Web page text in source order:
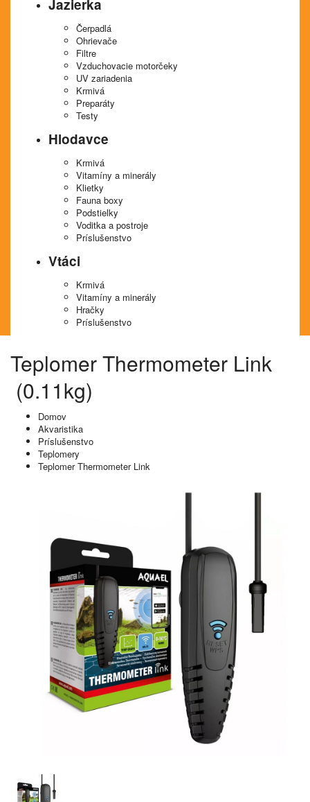
Jazierka
Čerpadlá
Ohrievače
Filtre
Vzduchovacie motorčeky
UV zariadenia
Krmivá
Preparáty
Testy
Hlodavce
Krmivá
Vitamíny a minerály
Klietky
Fauna boxy
Podstielky
Voditka a postroje
Príslušenstvo
Vtáci
Krmivá
Vitamíny a minerály
Hračky
Príslušenstvo
Teplomer Thermometer Link
(0.11kg)
Domov
Akvaristika
Príslušenstvo
Teplomery
Teplomer Thermometer Link